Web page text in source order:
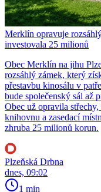
Merklín opravuje
investovala 25 milionů
Obec Merklín na jihu
rozsáhlý zámek, který
přestavbu kinosálu v
bude společenský sál až
Obec už opravila
knihovnu a zasedací
zhruba 25 milionů korun.
Plzeňská Drbna
dnes, 09:02
1 min